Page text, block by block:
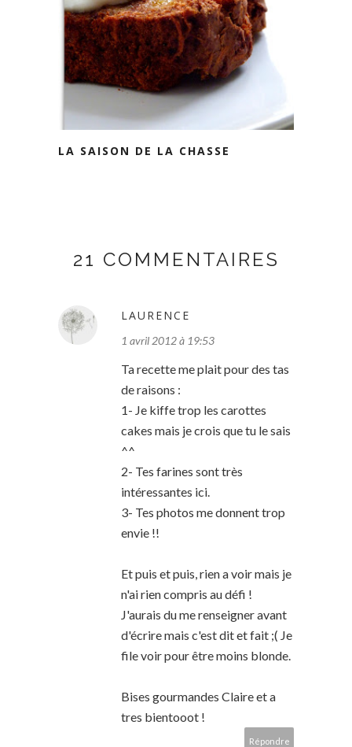
LA SAISON DE LA CHASSE
21 COMMENTAIRES
LAURENCE
1 avril 2012 à 19:53
Ta recette me plait pour des tas
de raisons :
1- Je kiffe trop les carottes
cakes mais je crois que tu le sais
^^
2- Tes farines sont très
intéressantes ici.
3- Tes photos me donnent trop
envie !!
Et puis et puis, rien a voir mais je
n'ai rien compris au défi !
J'aurais du me renseigner avant
d'écrire mais c'est dit et fait ;( Je
file voir pour être moins blonde.
Bises gourmandes Claire et a
tres bientooot !
Répondre